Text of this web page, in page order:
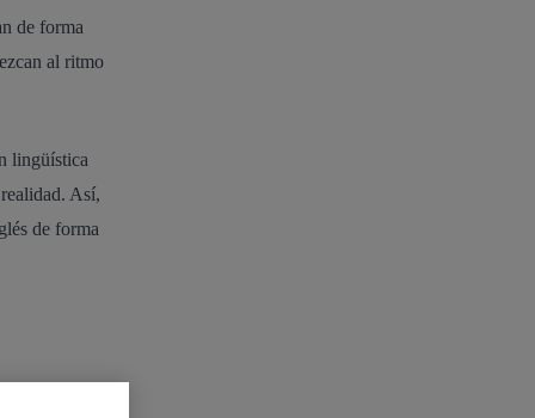
de forma
al ritmo
lingüística
Así,
de forma